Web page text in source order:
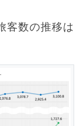
客数の推移は